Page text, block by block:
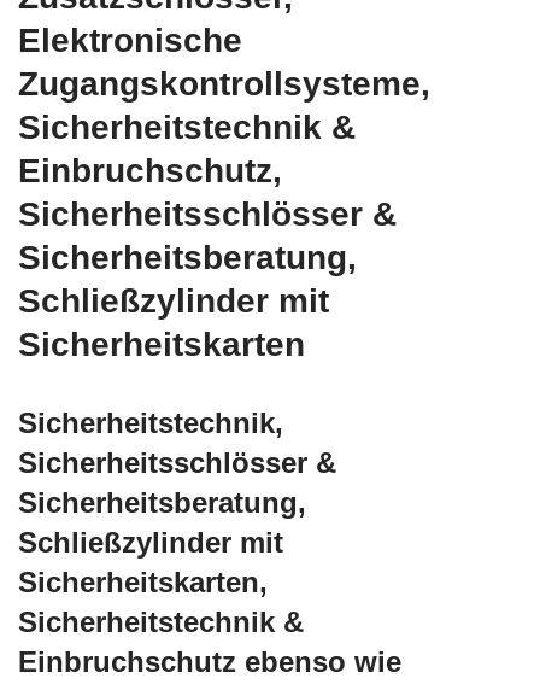
Elektronische
Zugangskontrollsysteme,
Sicherheitstechnik &
Einbruchschutz,
Sicherheitsschlösser &
Sicherheitsberatung,
Schließzylinder mit
Sicherheitskarten
Sicherheitstechnik,
Sicherheitsschlösser &
Sicherheitsberatung,
Schließzylinder mit
Sicherheitskarten,
Sicherheitstechnik &
Einbruchschutz ebenso wie